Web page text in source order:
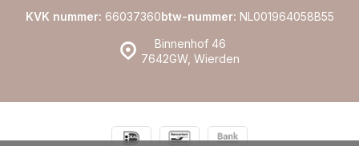
Binnenhof 46
7642GW, Wierden
KVK nummer: 66037360btw-nummer: NL001964058B55